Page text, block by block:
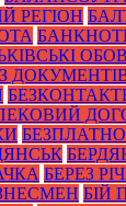
РЕГІОН
БЕЗПЛАТНО
БЕРЕЗ
БІЙ